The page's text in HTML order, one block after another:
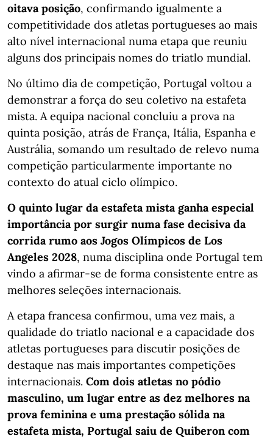
oitava posição, confirmando igualmente a
competitividade dos atletas portugueses ao mais
alto nível internacional numa etapa que reuniu
alguns dos principais nomes do triatlo mundial.
No último dia de competição, Portugal voltou a
demonstrar a força do seu coletivo na estafeta
mista. A equipa nacional concluiu a prova na
quinta posição, atrás de França, Itália, Espanha e
Austrália, somando um resultado de relevo numa
competição particularmente importante no
contexto do atual ciclo olímpico.
O quinto lugar da estafeta mista ganha especial
importância por surgir numa fase decisiva da
corrida rumo aos Jogos Olímpicos de Los
Angeles 2028, numa disciplina onde Portugal tem
vindo a afirmar-se de forma consistente entre as
melhores seleções internacionais.
A etapa francesa confirmou, uma vez mais, a
qualidade do triatlo nacional e a capacidade dos
atletas portugueses para discutir posições de
destaque nas mais importantes competições
internacionais. Com dois atletas no pódio
masculino, um lugar entre as dez melhores na
prova feminina e uma prestação sólida na
estafeta mista, Portugal saiu de Quiberon com